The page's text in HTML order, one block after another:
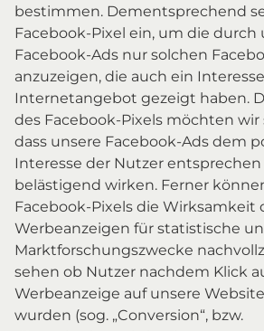
bestimmen. Dementsprechend
Facebook-Pixel ein, um die
Facebook-Ads nur solchen
anzuzeigen, die auch ein
Internetangebot gezeigt haben.
des Facebook-Pixels möchten wir
dass unsere Facebook-Ads dem
Interesse der Nutzer
belästigend wirken. Ferner
Facebook-Pixels die Wirksamkeit
Werbeanzeigen für statistische
Marktforschungszwecke
sehen ob Nutzer nachdem Klick
Werbeanzeige auf unsere
wurden (sog. „Conversion“, bzw.